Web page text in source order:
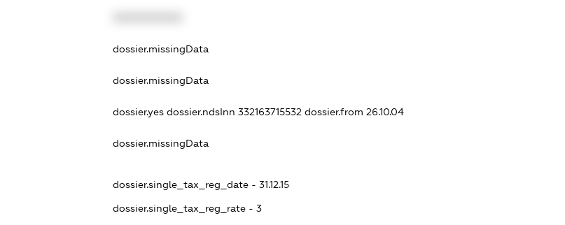
dossier.missingData
dossier.missingData
dossier.yesdossier.ndsInn 332163715532dossier.from 26.10.04
dossier.missingData
dossier.single_tax_reg_date - 31.12.15
dossier.single_tax_reg_rate - 3